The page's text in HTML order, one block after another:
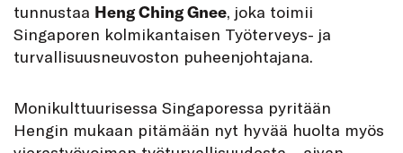
tunnustaa Heng Ching Gnee, joka toimii
Singaporen kolmikantaisen Työterveys- ja
turvallisuusneuvoston puheenjohtajana.
Monikulttuurisessa Singaporessa pyritään
Hengin mukaan pitämään nyt hyvää huolta myös